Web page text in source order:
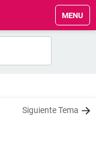
MENU
Siguiente Tema